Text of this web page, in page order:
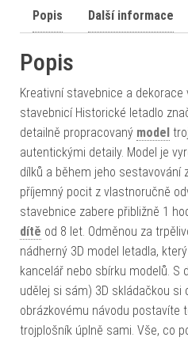
Popis Další informace
Popis
Kreativní stavebnice a dekorace
stavebnicí Historické letadlo
detailně propracovaný model
autentickými detaily. Model je
dílků a během jeho sestavování
příjemný pocit z vlastnoručně
stavebnice zabere přibližně 1
dítě od 8 let. Odměnou za
nádherný 3D model letadla,
kancelář nebo sbírku modelů. S
udělej si sám) 3D skládačkou si
obrázkovému návodu postavíte
trojplošník úplně sami. Vše, co